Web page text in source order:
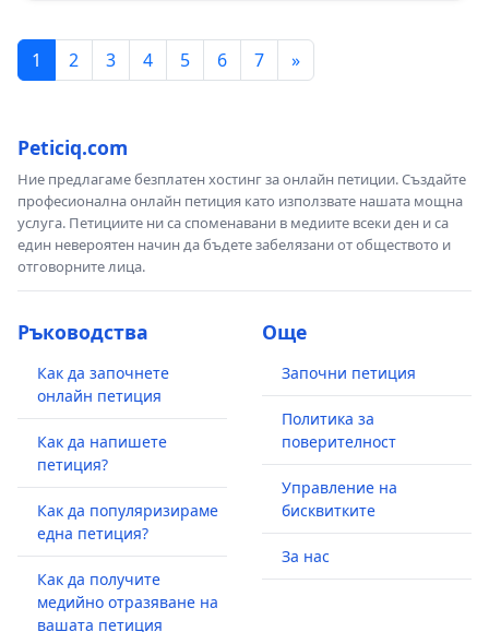
1 2 3 4 5 6 7 »
Peticiq.com
Ние предлагаме безплатен хостинг за онлайн петиции. Създайте
професионална онлайн петиция като използвате нашата мощна
услуга. Петициите ни са споменавани в медиите всеки ден и са
един невероятен начин да бъдете забелязани от обществото и
отговорните лица.
Ръководства
Как да започнете
онлайн петиция
Как да напишете
петиция?
Как да популяризираме
една петиция?
Как да получите
медийно отразяване на
вашата петиция
Още
Започни петиция
Политика за
поверителност
Управление на
бисквитките
За нас